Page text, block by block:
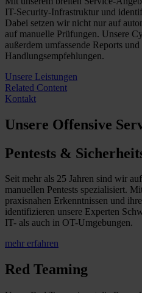
IT-Security-Infrastruktur und
Dabei setzen wir nicht nur auf
auf manuelle Prüfungen. Unsere
außerdem umfassende Reports
Handlungsempfehlungen.
Unsere Leistungen
Related Content
Kontakt
Unsere Offensive
Pentests &
Seit mehr als 25 Jahren sind wir
manuellen Pentests spezialisiert.
praxisnahen Erkenntnissen und
identifizieren unsere Experten
IT- als auch in OT-Umgebungen.
mehr erfahren
Red Teaming